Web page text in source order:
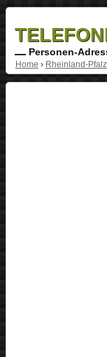
Personen-
Home › Rheinland-Pfalz